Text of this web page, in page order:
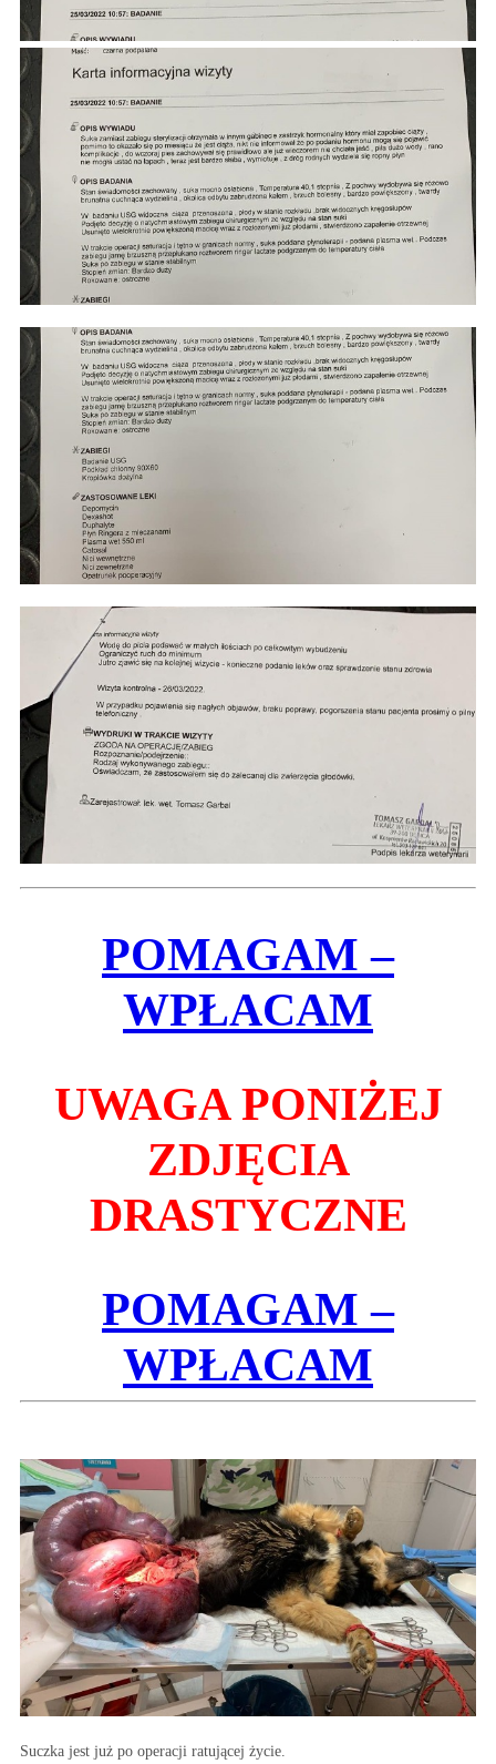
POMAGAM –
WPŁACAM
UWAGA PONIŻEJ
ZDJĘCIA
DRASTYCZNE
POMAGAM –
WPŁACAM
Suczka jest już po operacji ratującej życie.